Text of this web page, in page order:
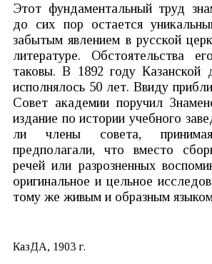
Этот фундаментальный труд
до сих пор остается
забытым явлением в русской
литературе. Обстоятельства
таковы. В 1892 году Казанской
исполнялось 50 лет. Ввиду
Совет академии поручил
издание по истории учебного
ли члены совета,
предполагали, что вместо
речей или разрозненных
оригинальное и цельное
тому же живым и образным
КазДА, 1903 г.